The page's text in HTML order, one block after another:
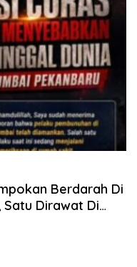
Berdarah Di
Satu Dirawat Di